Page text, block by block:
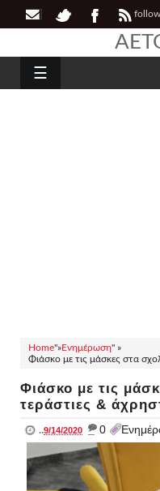
follow
☰
Home"»Ενημέρωση" »
Φιάσκο με τις μάσκες στα
Φιάσκο με τις
τεράστιες &
..9/14/2020 _ 0